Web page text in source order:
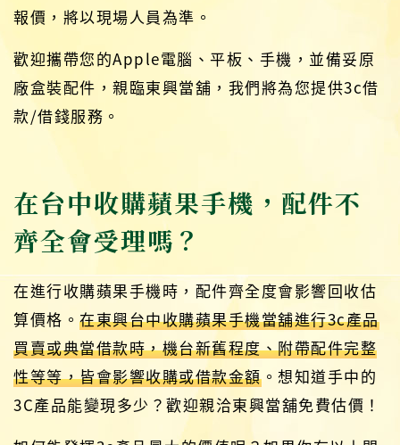
報價，將以現場人員為準。
歡迎攜帶您的Apple電腦、平板、手機，並備妥原
廠盒裝配件，親臨東興當舖，我們將為您提供3c借
款/借錢服務。
在台中收購蘋果手機，配件不
齊全會受理嗎？
在進行收購蘋果手機時，配件齊全度會影響回收估
算價格。 在東興台中收購蘋果手機當舖進行3c產品
買賣或典當借款時，機台新舊程度、附帶配件完整
性等等，皆會影響收購或借款金額。想知道手中的
3C產品能變現多少？歡迎親洽東興當舖免費估價！